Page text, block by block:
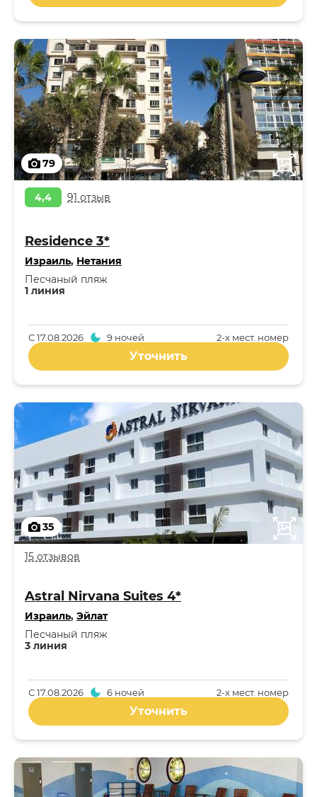
79
4,4 91 отзыв
Residence 3*
Израиль, Нетания
1 линия
Песчаный пляж
2-x мест. номер
С17.08.2026 9 ночей
Уточнить
35
15 отзывов
Astral Nirvana Suites 4*
Израиль, Эйлат
3 линия
Песчаный пляж
2-x мест. номер
С17.08.2026 6 ночей
Уточнить